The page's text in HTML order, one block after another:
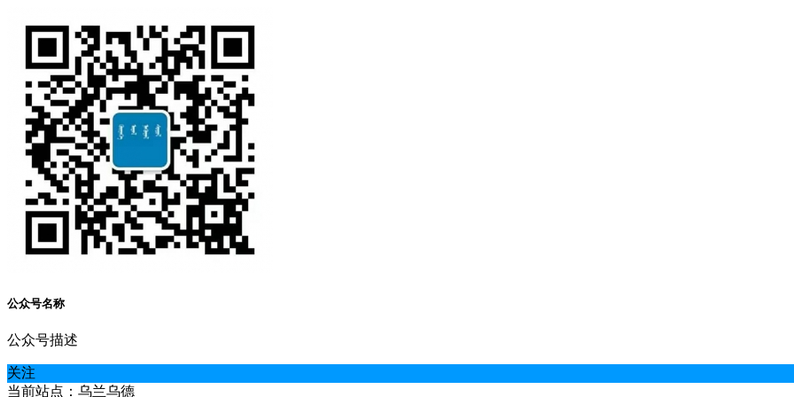
公众号名称
公众号描述
关注
当前站点：乌兰乌德